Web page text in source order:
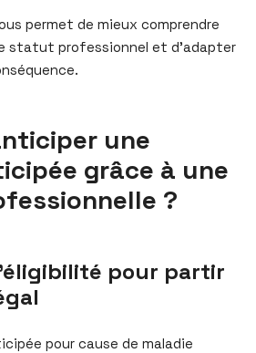
permet de mieux comprendre
statut professionnel et d’adapter
une
grâce à une
?
pour partir
pour cause de maladie